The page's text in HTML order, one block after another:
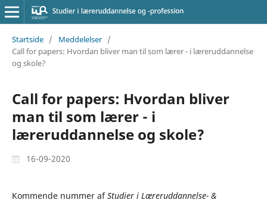
Startside / Meddelelser /
Call for papers: Hvordan bliver man til som lærer - i læreruddannelse
og skole?
Call for papers: Hvordan bliver
man til som lærer - i
læreruddannelse og skole?
16-09-2020
Kommende nummer afStudier i Læreruddannelse- &